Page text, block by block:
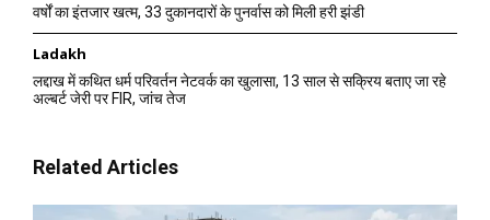
वर्षों का इंतजार खत्म, 33 दुकानदारों के पुनर्वास को मिली हरी झंडी
Ladakh
लद्दाख में कथित धर्म परिवर्तन नेटवर्क का खुलासा, 13 साल से सक्रिय बताए जा रहे
अल्बर्ट जेरी पर FIR, जांच तेज
Related Articles